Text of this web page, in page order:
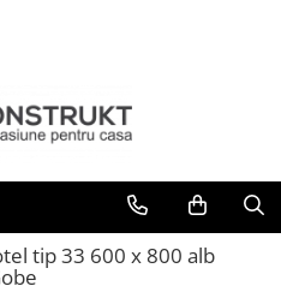
lichid
tip 33 600 x 800 alb